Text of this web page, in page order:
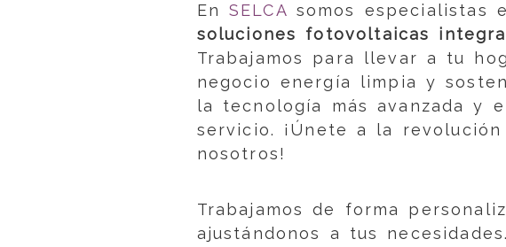
En SELCA somos especialistas
soluciones fotovoltaicas
Trabajamos para llevar a tu
negocio energía limpia y
la tecnología más avanzada y
servicio. ¡Únete a la
nosotros!
Trabajamos de forma
ajustándonos a tus necesidades.